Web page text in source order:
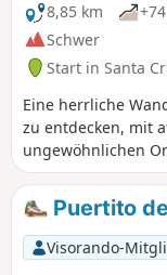
8,85 km
Schwer
Start in Santa
Eine herrliche
zu entdecken, mit
ungewöhnlichen Orten! Folgen Sie einfach
dem Hinweg und
nicht, sich für eine
aber bleiben Sie natürlich
starkem Wind oder
dann vermieden
Puertito
Visorando-